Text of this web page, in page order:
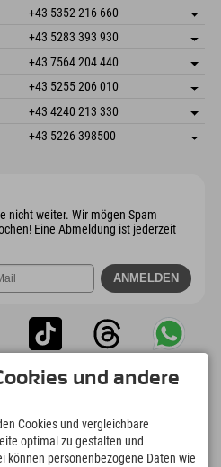
Adresse speichern
Anreiseinfos
Buchen
+43 5352 216 660
Adresse speichern
Buchen
+43 5283 393 930
Adresse speichern
Anreiseinfos
Buchen
+43 7564 204 440
Adresse speichern
Buchen
+43 5255 206 010
Adresse speichern
Anreiseinfos
Buchen
+43 4240 213 330
Adresse speichern
+43 5226 398500
nicht weiter. Wir mögen Spam
Eine Abmeldung ist jederzeit
Mein
uvm. Jetzt
und andere
Cookies und vergleichbare
optimal zu gestalten und
können personenbezogene Daten wie